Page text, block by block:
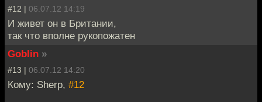
#12 | 06.07.12 14:19
И живет он в Британии,
так что вполне рукопожатен
Goblin »
#13 | 06.07.12 14:20
Кому: Sherp, #12